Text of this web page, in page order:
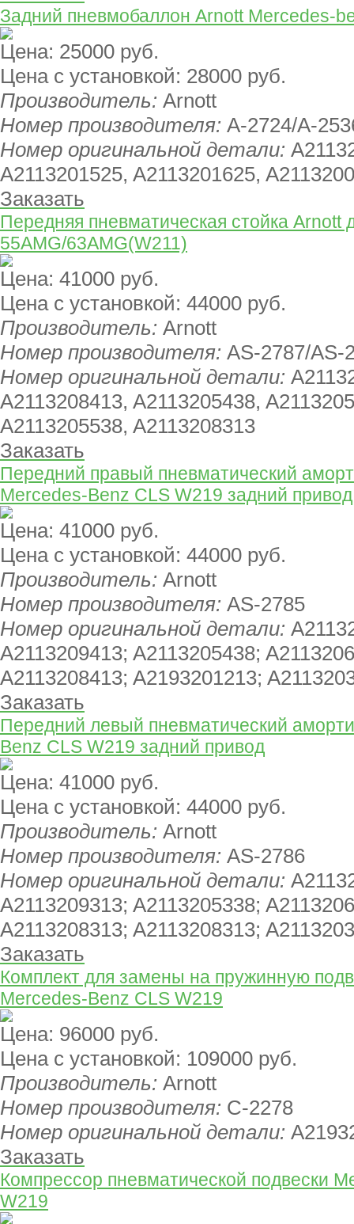
Задний пневмобаллон Arnott Mercedes-
Цена: 25000 руб.
Цена с установкой: 28000 руб.
Производитель: Arnott
Номер производителя: A-2724/A-
Номер оригинальной детали:
A2113201525, A2113201625,
Заказать
Передняя пневматическая стойка Arnott
55AMG/63AMG(W211)
Цена: 41000 руб.
Цена с установкой: 44000 руб.
Производитель: Arnott
Номер производителя: AS-2787/AS-
Номер оригинальной детали:
A2113208413, A2113205438,
A2113205538, A2113208313
Заказать
Передний правый пневматический
Mercedes-Benz CLS W219 задний привод
Цена: 41000 руб.
Цена с установкой: 44000 руб.
Производитель: Arnott
Номер производителя: AS-2785
Номер оригинальной детали:
A2113209413; A2113205438;
A2113208413; A2193201213;
Заказать
Передний левый пневматический
Benz CLS W219 задний привод
Цена: 41000 руб.
Цена с установкой: 44000 руб.
Производитель: Arnott
Номер производителя: AS-2786
Номер оригинальной детали:
A2113209313; A2113205338;
A2113208313; A2113208313;
Заказать
Комплект для замены на пружинную
Mercedes-Benz CLS W219
Цена: 96000 руб.
Цена с установкой: 109000 руб.
Производитель: Arnott
Номер производителя: C-2278
Номер оригинальной детали:
Заказать
Компрессор пневматической подвески
W219